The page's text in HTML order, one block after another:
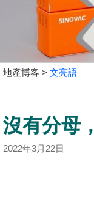
主
宅
谷
地產博客 > 文亮語
沒有分母
2022年3月22日